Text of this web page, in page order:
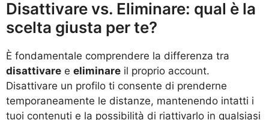
Disattivare vs. Eliminare: qual è la
scelta giusta per te?
È fondamentale comprendere la differenza tra
disattivare e eliminare il proprio account.
Disattivare un profilo ti consente di prenderne
temporaneamente le distanze, mantenendo intatti i
tuoi contenuti e la possibilità di riattivarlo in qualsiasi